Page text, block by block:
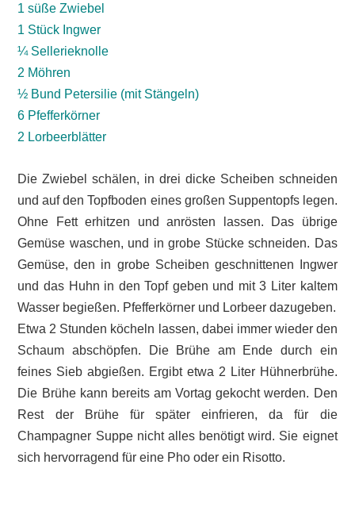
1 süße Zwiebel
1 Stück Ingwer
¼ Sellerieknolle
2 Möhren
½ Bund Petersilie (mit Stängeln)
6 Pfefferkörner
2 Lorbeerblätter
Die Zwiebel schälen, in drei dicke Scheiben schneiden
und auf den Topfboden eines großen Suppentopfs legen.
Ohne Fett erhitzen und anrösten lassen. Das übrige
Gemüse waschen, und in grobe Stücke schneiden. Das
Gemüse, den in grobe Scheiben geschnittenen Ingwer
und das Huhn in den Topf geben und mit 3 Liter kaltem
Wasser begießen. Pfefferkörner und Lorbeer dazugeben.
Etwa 2 Stunden köcheln lassen, dabei immer wieder den
Schaum abschöpfen. Die Brühe am Ende durch ein
feines Sieb abgießen. Ergibt etwa 2 Liter Hühnerbrühe.
Die Brühe kann bereits am Vortag gekocht werden. Den
Rest der Brühe für später einfrieren, da für die
Champagner Suppe nicht alles benötigt wird. Sie eignet
sich hervorragend für eine Pho oder ein Risotto.